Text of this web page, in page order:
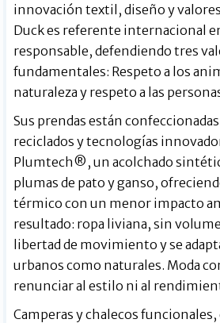
innovación textil, diseño y
Duck es referente internacional
responsable, defendiendo tres
fundamentales: Respeto a los
naturaleza y respeto a las
Sus prendas están
reciclados y tecnologías
Plumtech®, un acolchado
plumas de pato y ganso,
térmico con un menor impacto
resultado: ropa liviana, sin
libertad de movimiento y se
urbanos como naturales. Moda
renunciar al estilo ni al
Camperas y chalecos